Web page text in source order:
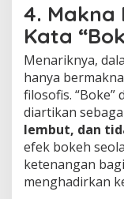
4. Makna
Kata
Menariknya,
hanya
filosofis. “Boke”
diartikan
lembut, dan
efek bokeh
ketenangan
menghadirkan